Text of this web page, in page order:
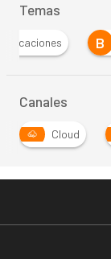
Temas
Aplicaciones B
Canales
Cloud